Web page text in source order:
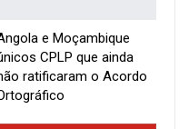
sua candidatura às
horas antes de
de candidaturas.
e Moçambique
CPLP que ainda
ratificaram o Acordo